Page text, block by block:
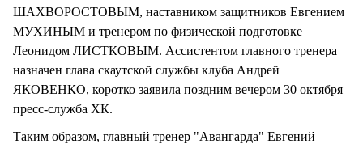
ШАХВОРОСТОВЫМ, наставником защитников Евгением
МУХИНЫМ и тренером по физической подготовке
Леонидом ЛИСТКОВЫМ. Ассистентом главного тренера
назначен глава скаутской службы клуба Андрей
ЯКОВЕНКО, коротко заявила поздним вечером 30 октября
пресс-служба ХК.
Таким образом, главный тренер "Авангарда" Евгений